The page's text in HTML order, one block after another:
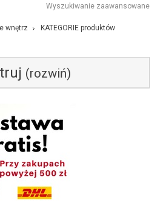
Wyszukiwanie zaawansowane
wnętrz
KATEGORIE produktów
(rozwiń)